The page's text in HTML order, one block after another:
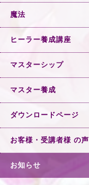
魔法
ヒーラー養成講座
マスターシップ
マスター養成
ダウンロードページ
お客様・受講者様 の声
お知らせ